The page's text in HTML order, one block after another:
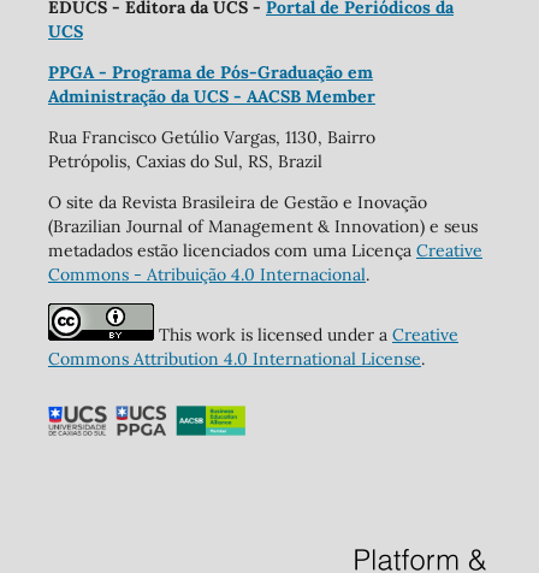
EDUCS - Editora da UCS - Portal de Periódicos da
UCS
PPGA - Programa de Pós-Graduação em
Administração da UCS - AACSB Member
Rua Francisco Getúlio Vargas, 1130, Bairro
Petrópolis, Caxias do Sul, RS, Brazil
O site da Revista Brasileira de Gestão e Inovação
(Brazilian Journal of Management & Innovation) e seus
metadados estão licenciados com uma Licença Creative
Commons - Atribuição 4.0 Internacional.
This work is licensed under a Creative
Commons Attribution 4.0 International License.